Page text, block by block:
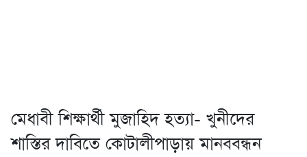
মেধাবী শিক্ষার্থী মুজাহিদ হত্যা- খুনীদের
শাস্তির দাবিতে কোটালীপাড়ায় মানববন্ধন